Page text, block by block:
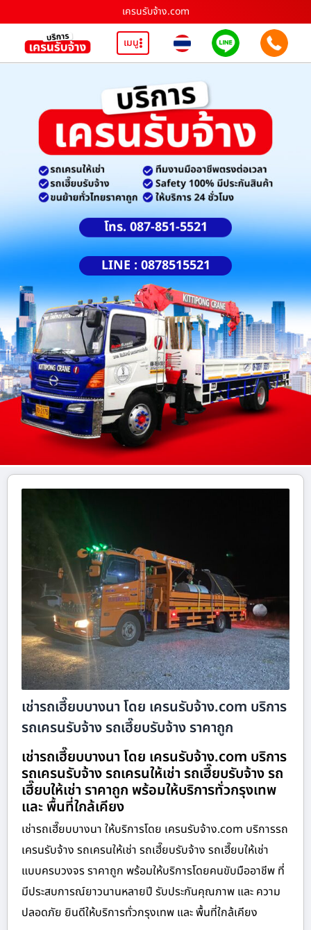
เครนรับจ้าง.com
เมนู
โทร. 087-851-5521
LINE : 0878515521
เช่ารถเฮี๊ยบบางนา โดย เครนรับจ้าง.com บริการ
รถเครนรับจ้าง รถเฮี๊ยบรับจ้าง ราคาถูก
เช่ารถเฮี๊ยบบางนา โดย เครนรับจ้าง.com บริการ
รถเครนรับจ้าง รถเครนให้เช่า รถเฮี๊ยบรับจ้าง รถ
เฮี๊ยบให้เช่า ราคาถูก พร้อมให้บริการทั่วกรุงเทพ
และ พื้นที่ใกล้เคียง
เช่ารถเฮี๊ยบบางนา ให้บริการโดย เครนรับจ้าง.com บริการรถ
เครนรับจ้าง รถเครนให้เช่า รถเฮี๊ยบรับจ้าง รถเฮี๊ยบให้เช่า
แบบครบวงจร ราคาถูก พร้อมให้บริการโดยคนขับมืออาชีพ ที่
มีประสบการณ์ยาวนานหลายปี รับประกันคุณภาพ และ ความ
ปลอดภัย ยินดีให้บริการทั่วกรุงเทพ และ พื้นที่ใกล้เคียง